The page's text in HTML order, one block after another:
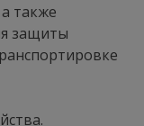
также
защиты